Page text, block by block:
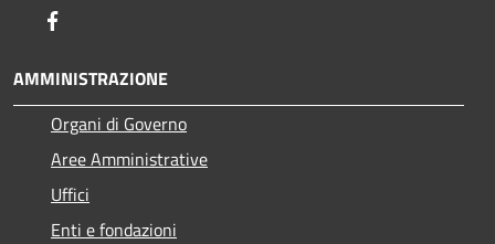
AMMINISTRAZIONE
Organi di Governo
Aree Amministrative
Uffici
Enti e fondazioni